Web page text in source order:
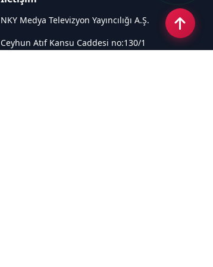
NKY Medya Televizyon Yayıncılığı A.Ş.
Ceyhun Atıf Kansu Caddesi no:130/1